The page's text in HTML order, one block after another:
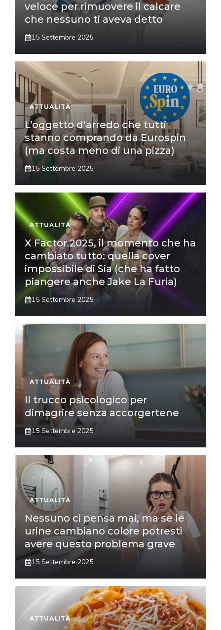
veloce per rimuovere il calcare
che nessuno ti aveva detto
15 Settembre 2025
ATTUALITÀ
L’oggetto d’arredo che tutti
stanno comprando da Eurospin
(ma costa meno di una pizza)
15 Settembre 2025
ATTUALITÀ
X Factor 2025, il momento che ha
cambiato tutto: quella cover
impossibile di Sia (che ha fatto
piangere anche Jake La Furia)
15 Settembre 2025
ATTUALITÀ
Il trucco psicologico per
dimagrire senza accorgertene
15 Settembre 2025
ATTUALITÀ
Nessuno ci pensa mai, ma se le
urine cambiano colore potresti
avere questo problema grave
15 Settembre 2025
ATTUALITÀ